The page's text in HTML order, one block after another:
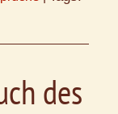
des